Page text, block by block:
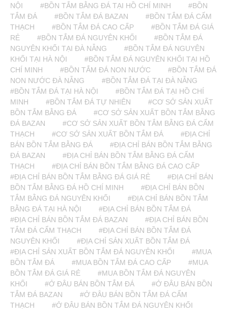
NỘI
#BỒN TẮM BẰNG ĐÁ TẠI HỒ CHÍ MINH
#BỒN
TẮM ĐÁ
#BỒN TẮM ĐÁ BAZAN
#BỒN TẮM ĐÁ CẨM
THẠCH
#BỒN TẮM ĐÁ CAO CẤP
#BỒN TẮM ĐÁ GIÁ
RẺ
#BỒN TẮM ĐÁ NGUYÊN KHỐI
#BỒN TẮM ĐÁ
NGUYÊN KHỐI TẠI ĐÀ NẴNG
#BỒN TẮM ĐÁ NGUYÊN
KHỐI TẠI HÀ NỘI
#BỒN TẮM ĐÁ NGUYÊN KHỐI TẠI HỒ
CHÍ MINH
#BỒN TẮM ĐÁ NON NƯỚC
#BỒN TẮM ĐÁ
NON NƯỚC ĐÀ NẴNG
#BỒN TẮM ĐÁ TẠI ĐÀ NẴNG
#BỒN TẮM ĐÁ TẠI HÀ NỘI
#BỒN TẮM ĐÁ TẠI HỒ CHÍ
MINH
#BỒN TẮM ĐÁ TỰ NHIÊN
#CƠ SỞ SẢN XUẤT
BỒN TẮM BẰNG ĐÁ
#CƠ SỞ SẢN XUẤT BỒN TẮM BẰNG
ĐÁ BAZAN
#CƠ SỞ SẢN XUẤT BỒN TẮM BẰNG ĐÁ CẨM
THẠCH
#CƠ SỞ SẢN XUẤT BỒN TẮM ĐÁ
#ĐỊA CHỈ
BÁN BỒN TẮM BẰNG ĐÁ
#ĐỊA CHỈ BÁN BỒN TẮM BẰNG
ĐÁ BAZAN
#ĐỊA CHỈ BÁN BỒN TẮM BẰNG ĐÁ CẨM
THẠCH
#ĐỊA CHỈ BÁN BỒN TẮM BẰNG ĐÁ CAO CẤP
#ĐỊA CHỈ BÁN BỒN TẮM BẰNG ĐÁ GIÁ RẺ
#ĐỊA CHỈ BÁN
BỒN TẮM BẰNG ĐÁ HỒ CHÍ MINH
#ĐỊA CHỈ BÁN BỒN
TẮM BẰNG ĐÁ NGUYÊN KHỐI
#ĐỊA CHỈ BÁN BỒN TẮM
BẰNG ĐÁ TẠI HÀ NỘI
#ĐỊA CHỈ BÁN BỒN TẮM ĐÁ
#ĐỊA CHỈ BÁN BỒN TẮM ĐÁ BAZAN
#ĐỊA CHỈ BÁN BỒN
TẮM ĐÁ CẨM THẠCH
#ĐỊA CHỈ BÁN BỒN TẮM ĐÁ
NGUYÊN KHỐI
#ĐỊA CHỈ SẢN XUẤT BỒN TẮM ĐÁ
#ĐỊA CHỈ SẢN XUẤT BỒN TẮM ĐÁ NGUYÊN KHỐI
#MUA
BỒN TẮM ĐÁ
#MUA BỒN TẮM ĐÁ CAO CẤP
#MUA
BỒN TẮM ĐÁ GIÁ RẺ
#MUA BỒN TẮM ĐÁ NGUYÊN
KHỐI
#Ở ĐÂU BÁN BỒN TẮM ĐÁ
#Ở ĐÂU BÁN BỒN
TẮM ĐÁ BAZAN
#Ở ĐÂU BÁN BỒN TẮM ĐÁ CẨM
THẠCH
#Ở ĐÂU BÁN BỒN TẮM ĐÁ NGUYÊN KHỐI